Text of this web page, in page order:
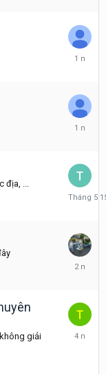
Tháng
2025
Tháng
2025
địa, ...
Tháng
Tháng
2023
giải
Tháng